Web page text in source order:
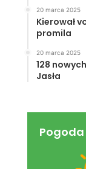
20 marca 2025
Kierował
promila
20 marca 2025
128
Jasła
Pogoda